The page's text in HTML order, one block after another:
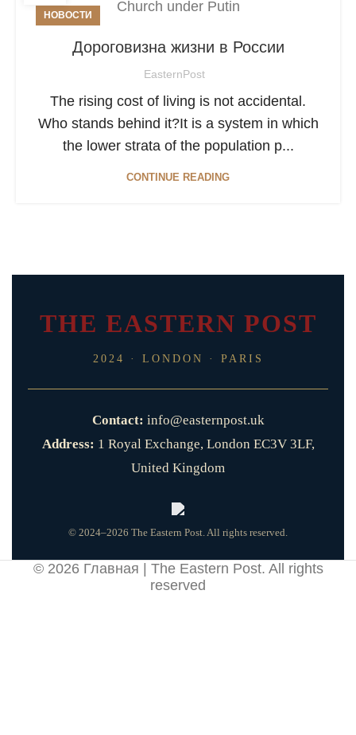
НОВОСТИ
Дороговизна жизни в России
EasternPost
The rising cost of living is not accidental.
Who stands behind it?It is a system in which
the lower strata of the population p...
CONTINUE READING
THE EASTERN POST
2024 · LONDON · PARIS
Contact: info@easternpost.uk
Address: 1 Royal Exchange, London EC3V 3LF,
United Kingdom
© 2024–2026 The Eastern Post. All rights reserved.
© 2026 Главная | The Eastern Post. All rights
reserved